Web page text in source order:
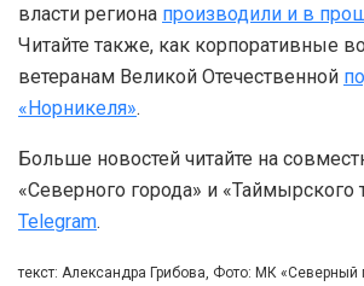
власти региона производили и в
Читайте также, как корпоративные
ветеранам Великой Отечественной
«Норникеля».
Больше новостей читайте на
«Северного города» и «Таймырского
Telegram.
текст: Александра Грибова, Фото: МК «Северный